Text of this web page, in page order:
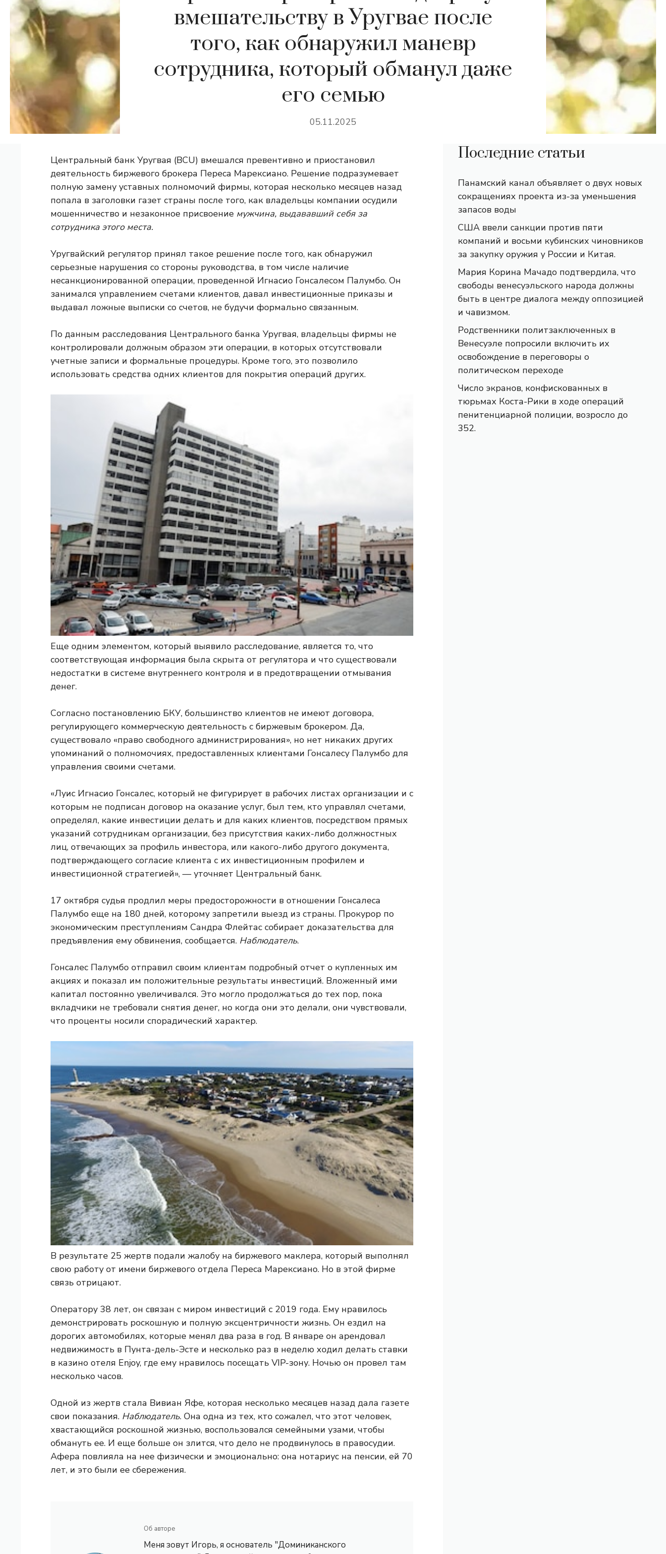
вмешательству в Уругвае после
того, как обнаружил маневр
сотрудника, который обманул даже
его семью
05.11.2025
Центральный банк Уругвая (BCU) вмешался превентивно и приостановил
деятельность биржевого брокера Переса Марексиано. Решение подразумевает
полную замену уставных полномочий фирмы, которая несколько месяцев назад
попала в заголовки газет страны после того, как владельцы компании осудили
мошенничество и незаконное присвоение мужчина, выдававший себя за
сотрудника этого места.
Уругвайский регулятор принял такое решение после того, как обнаружил
серьезные нарушения со стороны руководства, в том числе наличие
несанкционированной операции, проведенной Игнасио Гонсалесом Палумбо. Он
занимался управлением счетами клиентов, давал инвестиционные приказы и
выдавал ложные выписки со счетов, не будучи формально связанным.
По данным расследования Центрального банка Уругвая, владельцы фирмы не
контролировали должным образом эти операции, в которых отсутствовали
учетные записи и формальные процедуры. Кроме того, это позволило
использовать средства одних клиентов для покрытия операций других.
Еще одним элементом, который выявило расследование, является то, что
соответствующая информация была скрыта от регулятора и что существовали
недостатки в системе внутреннего контроля и в предотвращении отмывания
денег.
Согласно постановлению БКУ, большинство клиентов не имеют договора,
регулирующего коммерческую деятельность с биржевым брокером. Да,
существовало «право свободного администрирования», но нет никаких других
упоминаний о полномочиях, предоставленных клиентами Гонсалесу Палумбо для
управления своими счетами.
«Луис Игнасио Гонсалес, который не фигурирует в рабочих листах организации и с
которым не подписан договор на оказание услуг, был тем, кто управлял счетами,
определял, какие инвестиции делать и для каких клиентов, посредством прямых
указаний сотрудникам организации, без присутствия каких-либо должностных
лиц, отвечающих за профиль инвестора, или какого-либо другого документа,
подтверждающего согласие клиента с их инвестиционным профилем и
инвестиционной стратегией», — уточняет Центральный банк.
17 октября судья продлил меры предосторожности в отношении Гонсалеса
Палумбо еще на 180 дней, которому запретили выезд из страны. Прокурор по
экономическим преступлениям Сандра Флейтас собирает доказательства для
предъявления ему обвинения, сообщается. Наблюдатель.
Гонсалес Палумбо отправил своим клиентам подробный отчет о купленных им
акциях и показал им положительные результаты инвестиций. Вложенный ими
капитал постоянно увеличивался. Это могло продолжаться до тех пор, пока
вкладчики не требовали снятия денег, но когда они это делали, они чувствовали,
что проценты носили спорадический характер.
В результате 25 жертв подали жалобу на биржевого маклера, который выполнял
свою работу от имени биржевого отдела Переса Марексиано. Но в этой фирме
связь отрицают.
Оператору 38 лет, он связан с миром инвестиций с 2019 года. Ему нравилось
демонстрировать роскошную и полную эксцентричности жизнь. Он ездил на
дорогих автомобилях, которые менял два раза в год. В январе он арендовал
недвижимость в Пунта-дель-Эсте и несколько раз в неделю ходил делать ставки
в казино отеля Enjoy, где ему нравилось посещать VIP-зону. Ночью он провел там
несколько часов.
Одной из жертв стала Вивиан Яфе, которая несколько месяцев назад дала газете
свои показания. Наблюдатель. Она одна из тех, кто сожалел, что этот человек,
хвастающийся роскошной жизнью, воспользовался семейными узами, чтобы
обмануть ее. И еще больше он злится, что дело не продвинулось в правосудии.
Афера повлияла на нее физически и эмоционально: она нотариус на пенсии, ей 70
лет, и это были ее сбережения.
Об авторе
Меня зовут Игорь, я основатель "Доминиканского
Последние статьи
Панамский канал объявляет о двух новых
сокращениях проекта из-за уменьшения
запасов воды
США ввели санкции против пяти
компаний и восьми кубинских чиновников
за закупку оружия у России и Китая.
Мария Корина Мачадо подтвердила, что
свободы венесуэльского народа должны
быть в центре диалога между оппозицией
и чавизмом.
Родственники политзаключенных в
Венесуэле попросили включить их
освобождение в переговоры о
политическом переходе
Число экранов, конфискованных в
тюрьмах Коста-Рики в ходе операций
пенитенциарной полиции, возросло до
352.